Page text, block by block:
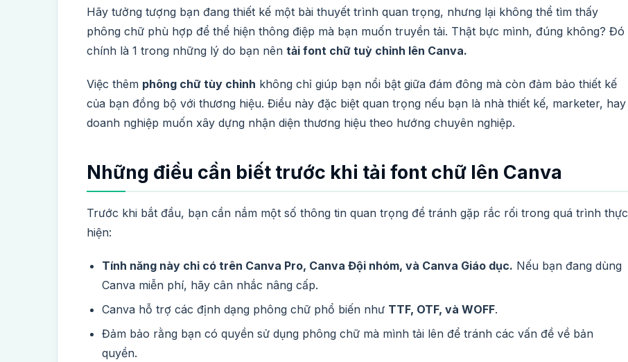
Hãy tưởng tượng bạn đang thiết kế một bài thuyết trình quan trọng, nhưng lại không thể tìm thấy
phông chữ phù hợp để thể hiện thông điệp mà bạn muốn truyền tải. Thật bực mình, đúng không? Đó
chính là 1 trong những lý do bạn nên tải font chữ tuỳ chỉnh lên Canva.
Việc thêm phông chữ tùy chỉnh không chỉ giúp bạn nổi bật giữa đám đông mà còn đảm bảo thiết kế
của bạn đồng bộ với thương hiệu. Điều này đặc biệt quan trọng nếu bạn là nhà thiết kế, marketer, hay
doanh nghiệp muốn xây dựng nhận diện thương hiệu theo hướng chuyên nghiệp.
Những điều cần biết trước khi tải font chữ lên Canva
Trước khi bắt đầu, bạn cần nắm một số thông tin quan trọng để tránh gặp rắc rối trong quá trình thực
hiện:
Tính năng này chỉ có trên Canva Pro, Canva Đội nhóm, và Canva Giáo dục. Nếu bạn đang dùng
Canva miễn phí, hãy cân nhắc nâng cấp.
Canva hỗ trợ các định dạng phông chữ phổ biến như TTF, OTF, và WOFF.
Đảm bảo rằng bạn có quyền sử dụng phông chữ mà mình tải lên để tránh các vấn đề về bản
quyền.